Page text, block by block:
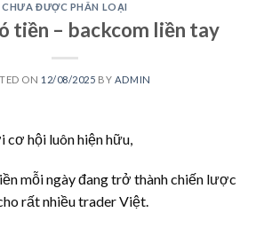
CHƯA ĐƯỢC PHÂN LOẠI
tiền – backcom liền tay
ON 12/08/2025 BY ADMIN
cơ hội luôn hiện hữu,
mỗi ngày đang trở thành chiến lược
rất nhiều trader Việt.